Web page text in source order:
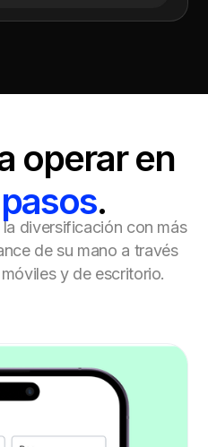
operar en
.
diversificación con más
de su mano a través
y de escritorio.